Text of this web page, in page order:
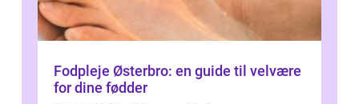
Fodpleje Østerbro: en guide til velvære
for dine fødder